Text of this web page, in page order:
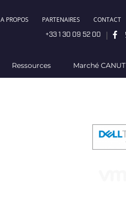
A PROPOS PARTENAIRES CONTACT
+33 1 30 09 52 00 |
Ressources Marché CANUT